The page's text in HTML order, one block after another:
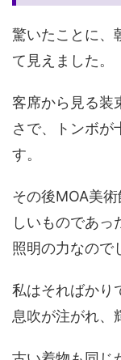
驚いたことに、
て見えました。
客席から見る装
さで、トンボが
す。
その後MOA美
しいものであっ
照明の力なので
私はそればかり
息吹が注がれ、